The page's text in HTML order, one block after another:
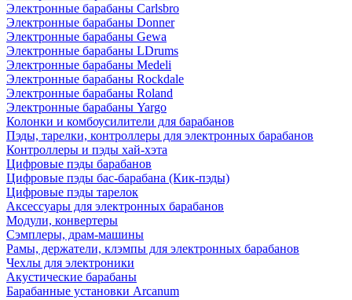
Электронные барабаны Carlsbro
Электронные барабаны Donner
Электронные барабаны Gewa
Электронные барабаны LDrums
Электронные барабаны Medeli
Электронные барабаны Rockdale
Электронные барабаны Roland
Электронные барабаны Yargo
Колонки и комбоусилители для барабанов
Пэды, тарелки, контроллеры для электронных барабанов
Контроллеры и пэды хай-хэта
Цифровые пэды барабанов
Цифровые пэды бас-барабана (Кик-пэды)
Цифровые пэды тарелок
Аксессуары для электронных барабанов
Модули, конвертеры
Сэмплеры, драм-машины
Рамы, держатели, клэмпы для электронных барабанов
Чехлы для электроники
Акустические барабаны
Барабанные установки Arcanum